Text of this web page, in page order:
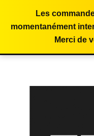
Les
momentanément
Merci de